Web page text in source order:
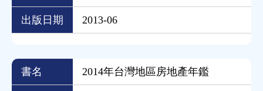
出版日期 2013-06
書名 2014年台灣地區房地產年鑑